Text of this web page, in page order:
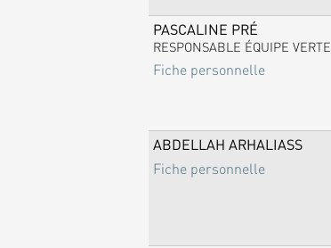
PASCALINE PRÉ
RESPONSABLE ÉQUIPE VERTE
Fiche personnelle
ABDELLAH ARHALIASS
Fiche personnelle